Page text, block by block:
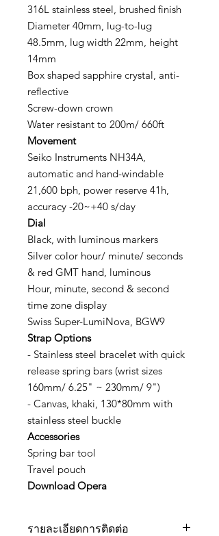
316L stainless steel, brushed finish
Diameter 40mm, lug-to-lug
48.5mm, lug width 22mm, height
14mm
Box shaped sapphire crystal, anti-
reflective
Screw-down crown
Water resistant to 200m/ 660ft
Movement
Seiko Instruments NH34A,
automatic and hand-windable
21,600 bph, power reserve 41h,
accuracy -20~+40 s/day
Dial
Black, with luminous markers
Silver color hour/ minute/ seconds
& red GMT hand, luminous
Hour, minute, second & second
time zone display
Swiss Super-LumiNova, BGW9
Strap Options
- Stainless steel bracelet with quick
release spring bars (wrist sizes
160mm/ 6.25" ~ 230mm/ 9")
- Canvas, khaki, 130*80mm with
stainless steel buckle
Accessories
Spring bar tool
Travel pouch
Download Opera
รายละเอียดการติดต่อ